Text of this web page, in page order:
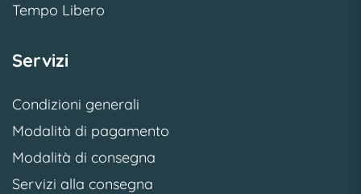
Tempo Libero
Servizi
Condizioni generali
Modalità di pagamento
Modalità di consegna
Servizi alla consegna